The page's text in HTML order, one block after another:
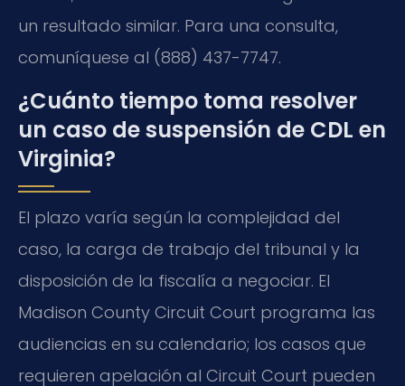
un resultado similar. Para una consulta,
comuníquese al (888) 437-7747.
¿Cuánto tiempo toma resolver
un caso de suspensión de CDL en
Virginia?
El plazo varía según la complejidad del
caso, la carga de trabajo del tribunal y la
disposición de la fiscalía a negociar. El
Madison County Circuit Court programa las
audiencias en su calendario; los casos que
requieren apelación al Circuit Court pueden